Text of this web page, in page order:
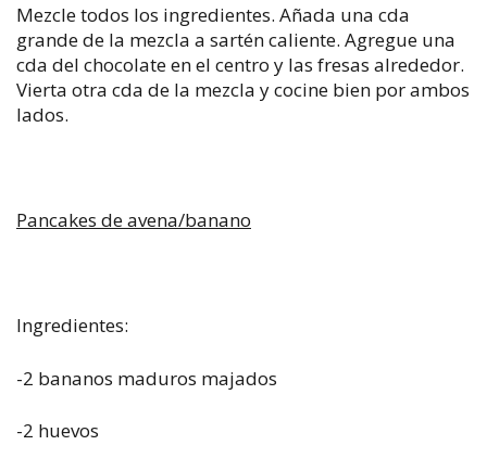
Mezcle todos los ingredientes. Añada una cda
grande de la mezcla a sartén caliente. Agregue una
cda del chocolate en el centro y las fresas alrededor.
Vierta otra cda de la mezcla y cocine bien por ambos
lados.
Pancakes de avena/banano
Ingredientes:
-2 bananos maduros majados
-2 huevos